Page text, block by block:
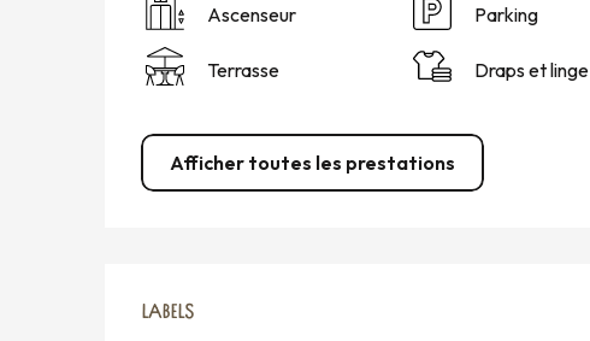
Ascenseur Parking
Terrasse Draps et linge
Afficher toutes les prestations
OFFRES DE PRESTATIONS
LABELS
LABELS